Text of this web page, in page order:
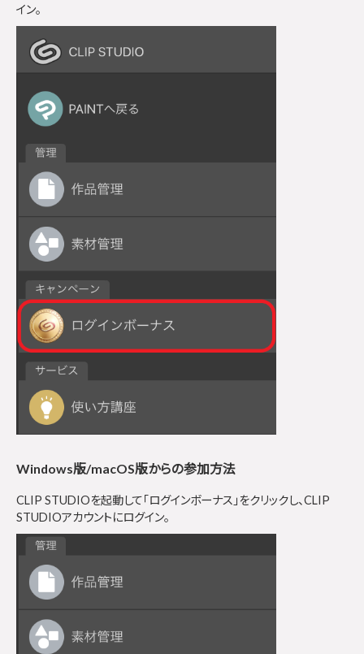
イン。
Windows版/macOS版からの参加方法
CLIP STUDIOを起動して「ログインボーナス」をクリックし、CLIP
STUDIOアカウントにログイン。